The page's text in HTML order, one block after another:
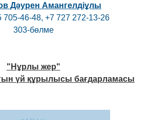
Дәурен Амангелдіұлы
705-46-48, +7 727 272-13-26
303-бөлме
"Нұрлы жер"
үй құрылысы бағдарламасы